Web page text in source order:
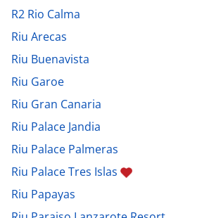
R2 Rio Calma
Riu Arecas
Riu Buenavista
Riu Garoe
Riu Gran Canaria
Riu Palace Jandia
Riu Palace Palmeras
Riu Palace Tres Islas
Riu Papayas